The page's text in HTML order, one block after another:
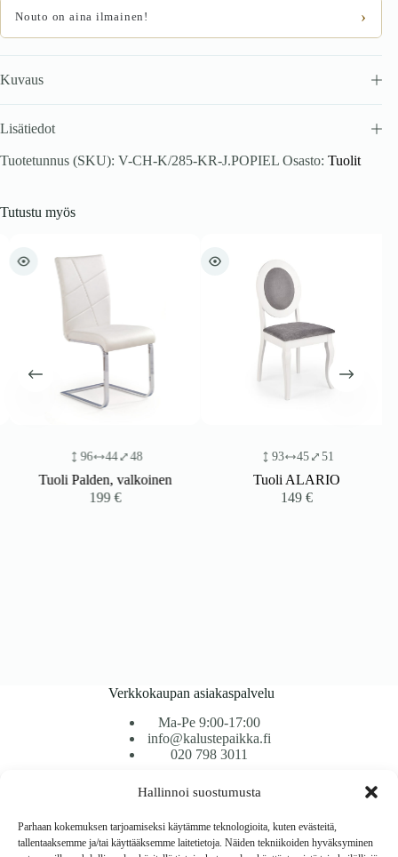
Hallinnoi suostumusta
Parhaan kokemuksen tarjoamiseksi käytämme teknologioita, kuten evästeitä,
tallentaaksemme ja/tai käyttääksemme laitetietoja. Näiden tekniikoiden hyväksyminen
Nouto on aina ilmainen! ›
Kuvaus
Lisätiedot
Tuotetunnus (SKU): V-CH-K/285-KR-J.POPIEL Osasto: Tuolit
Tutustu myös
96 44 48
Tuoli Palden, valkoinen
199€
93 45 51
Tuoli ALARIO
149€
Verkkokaupan asiakaspalvelu
Ma-Pe 9:00-17:00
info@kalustepaikka.fi
020 798 3011
Tavarantoimitus / Maksutavat
Toimitustavat
Maksutavat